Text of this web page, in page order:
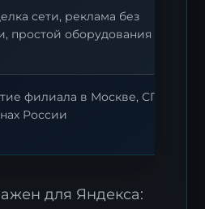
сети, реклама без
простой оборудования
филиала в Москве, СПб,
России
для Яндекса: